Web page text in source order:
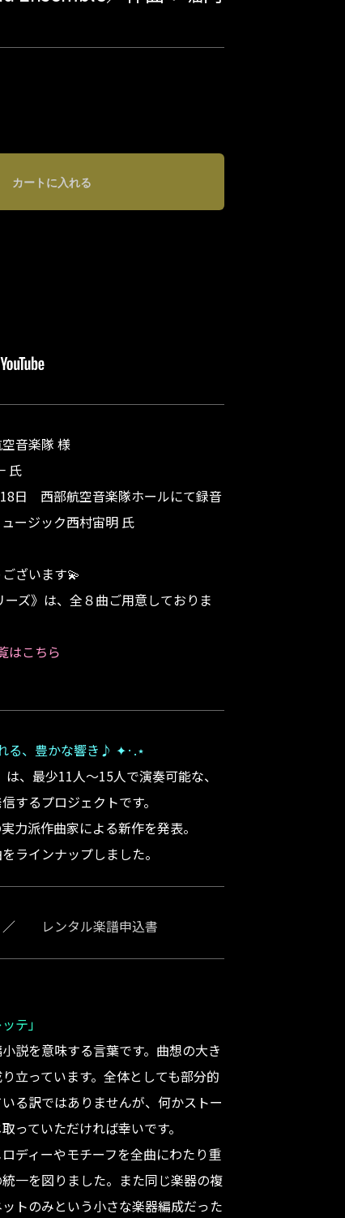
カートに入れる
音楽隊 様
氏
日 西部航空音楽隊ホールにて録音
ージック西村宙明 氏
ざいます💫
ズ》は、全８曲ご用意しておりま
はこちら
る、豊かな響き♪ ✦·.⋆
、最少11人～15人で演奏可能な、
するプロジェクトです。
力派作曲家による新作を発表。
ラインナップしました。
レンタル楽譜申込書
テ」
説を意味する言葉です。曲想の大き
立っています。全体としても部分的
る訳ではありませんが、何かストー
っていただければ幸いです。
ディーやモチーフを全曲にわたり重
一を図りました。また同じ楽器の複
トのみという小さな楽器編成だった